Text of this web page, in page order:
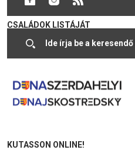
CSALÁDOK LISTÁJÁT
2017.04.12
KUTASSON ONLINE!